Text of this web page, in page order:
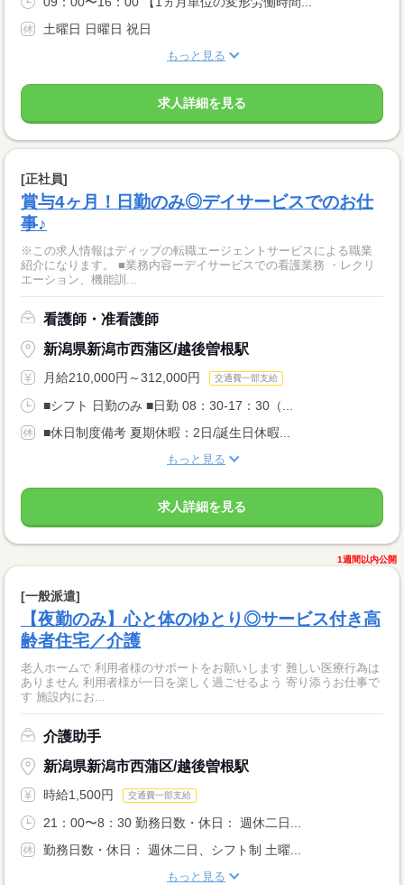
土曜日 日曜日 祝日
もっと見る
求人詳細を見る
[正社員]
賞与4ヶ月！日勤のみ◎デイサービスでのお仕
事♪
※この求人情報はディップの転職エージェントサービスによる職業
紹介になります。 ■業務内容ーデイサービスでの看護業務 ・レクリ
エーション、機能訓...
看護師・准看護師
新潟県新潟市西蒲区/越後曽根駅
月給210,000円～312,000円 交通費一部支給
■シフト 日勤のみ ■日勤 08：30-17：30（...
■休日制度備考 夏期休暇：2日/誕生日休暇...
もっと見る
求人詳細を見る
1週間以内公開
[一般派遣]
【夜勤のみ】心と体のゆとり◎サービス付き高
齢者住宅／介護
老人ホームで 利用者様のサポートをお願いします 難しい医療行為は
ありません 利用者様が一日を楽しく過ごせるよう 寄り添うお仕事で
す 施設内にお...
介護助手
新潟県新潟市西蒲区/越後曽根駅
時給1,500円 交通費一部支給
21：00〜8：30 勤務日数・休日： 週休二日...
勤務日数・休日： 週休二日、シフト制 土曜...
もっと見る